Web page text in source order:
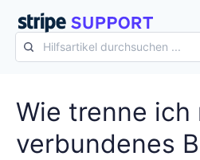
Wie trenne ich
verbundenes